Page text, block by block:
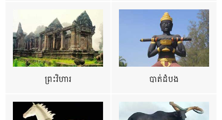
ព្រះវិហារ បាត់ដំបង